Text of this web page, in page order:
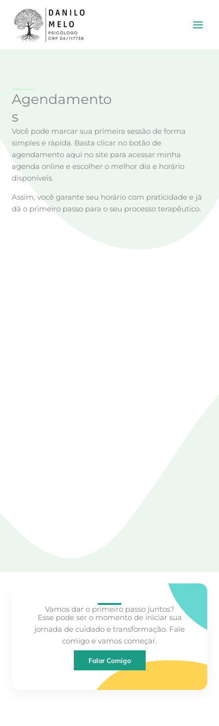
para
conteúdo
Agendamento
s
Você pode marcar sua primeira sessão de forma
simples e rápida. Basta clicar no botão de
agendamento aqui no site para acessar minha
agenda online e escolher o melhor dia e horário
disponíveis.
Assim, você garante seu horário com praticidade e já
dá o primeiro passo para o seu processo terapêutico.
Vamos dar o primeiro passo juntos?
Esse pode ser o momento de iniciar sua
jornada de cuidado e transformação. Fale
comigo e vamos começar.
Falar Comigo